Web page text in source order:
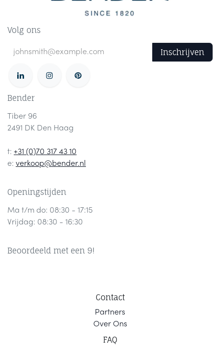
Volg ons
Inschrijven
Bender
Tiber 96
2491 DK Den Haag
t: +31 (0)70 317 43 10
e: verkoop@bender.nl
Openingstijden
Ma t/m do: 08:30 - 17:15
Vrijdag: 08:30 - 16:30
Beoordeeld met een 9!
Contact
Partners
Over Ons
FAQ